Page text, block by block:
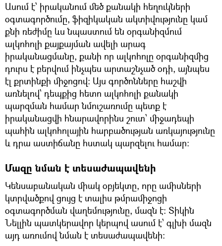
Ասում է՝ իրականում մեծ քանակի հեղուկների
օգտագործումը, ֆիզիկական ակտիվությունը կամ
քնի ռեժիմը ևս նպաստում են օրգանիզմում
ալկոհոլի քայքայման ավելի արագ
իրականացմանը, քանի որ ալկոհոլը օրգանիզմից
դուրս է բերվում ինչպես արտաշնչած օդի, այնպես
էլ քրտինքի միջոցով։ Այս գործոնները հաշվի
առնելով՝ դեպքից հետո ալկոհոլի քանակի
պարզման համար նմուշառումը պետք է
իրականացվի հնարավորինս շուտ՝ միջադեպի
պահին ալկոհոլային հարբածության առկայությունը
և դրա աստիճանը հստակ պարզելու համար։
Մազը նման է տեսաժապավենի
Կենսաբանական միակ օբյեկտը, որը ամիսների
կտրվածքով ցույց է տալիս թմրամիջոցի
օգտագործման վաղեմությունը, մազն է։ Տիկին
Նելլին պատկերավոր կերպով ասում է՝ գլխի մազն
այդ առումով նման է տեսաժապավենի։